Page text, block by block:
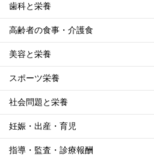
歯科と栄養
高齢者の食事・介護食
美容と栄養
スポーツ栄養
社会問題と栄養
妊娠・出産・育児
指導・監査・診療報酬